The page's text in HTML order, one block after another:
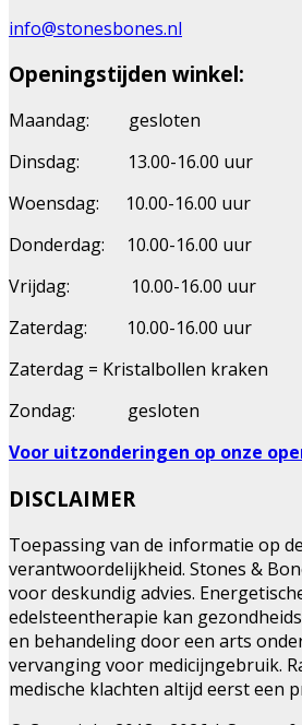
info@stonesbones.nl
Openingstijden winkel:
Maandag: gesloten
Dinsdag: 13.00-16.00 uur
Woensdag: 10.00-16.00 uur
Donderdag: 10.00-16.00 uur
Vrijdag: 10.00-16.00 uur
Zaterdag: 10.00-16.00 uur
Zaterdag = Kristalbollen kraken
Zondag: gesloten
Voor uitzonderingen op onze
DISCLAIMER
Toepassing van de informatie op
verantwoordelijkheid. Stones &
voor deskundig advies.
edelsteentherapie kan
en behandeling door een arts
vervanging voor medicijngebruik.
medische klachten altijd eerst een